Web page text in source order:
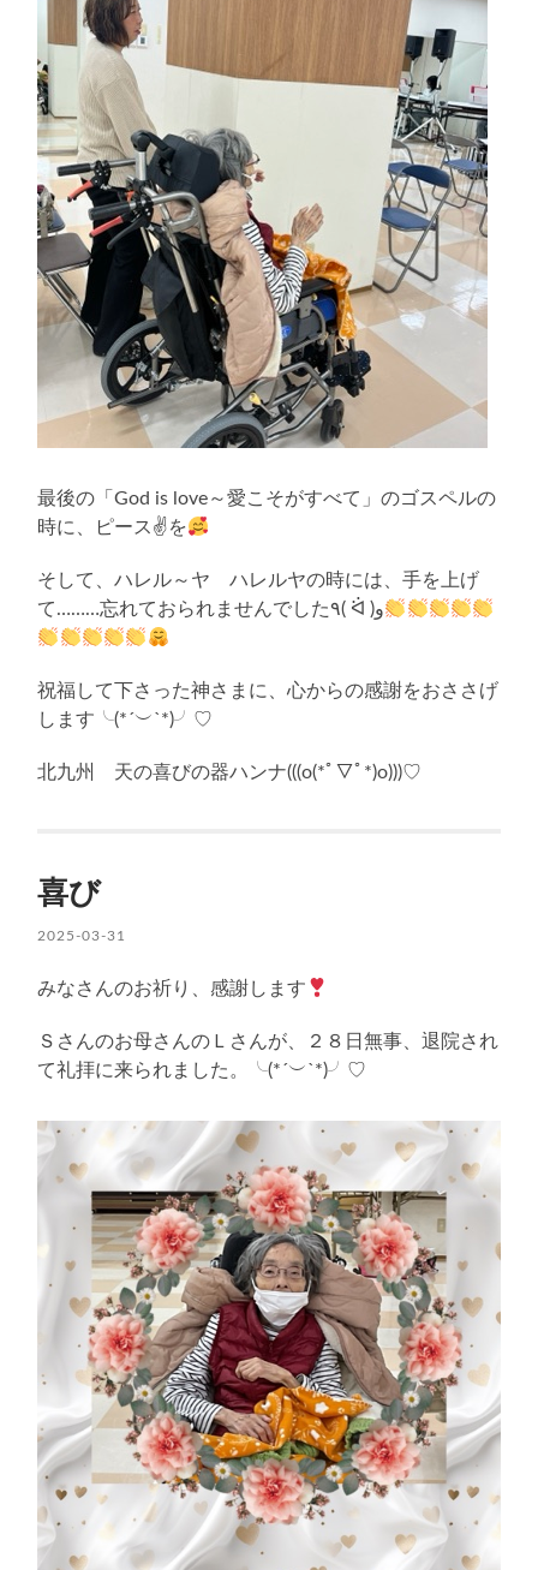
最後の「God is love～愛こそがすべて」のゴスペルの
時に、ピース✌を
そして、ハレル～ヤ ハレルヤの時には、手を上げ
て………忘れておられませんでした٩( ᐛ )و
祝福して下さった神さまに、心からの感謝をおささげ
します╰(*´︶`*)╯♡
北九州 天の喜びの器ハンナ(((o(*ﾟ▽ﾟ*)o)))♡
喜び
2025-03-31
みなさんのお祈り、感謝します
Ｓさんのお母さんのＬさんが、２８日無事、退院され
て礼拝に来られました。╰(*´︶`*)╯♡